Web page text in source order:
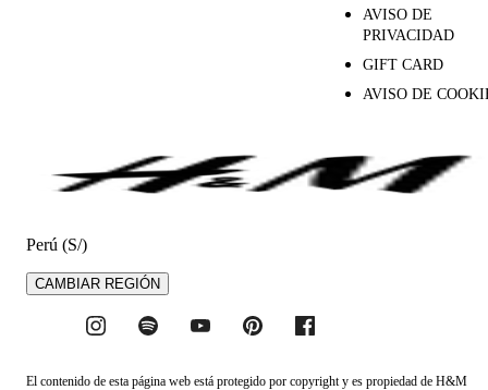
AVISO DE
PRIVACIDAD
GIFT CARD
AVISO DE
Perú (S/)
CAMBIAR REGIÓN
El contenido de esta página web está protegido por copyright y es propiedad de H&M